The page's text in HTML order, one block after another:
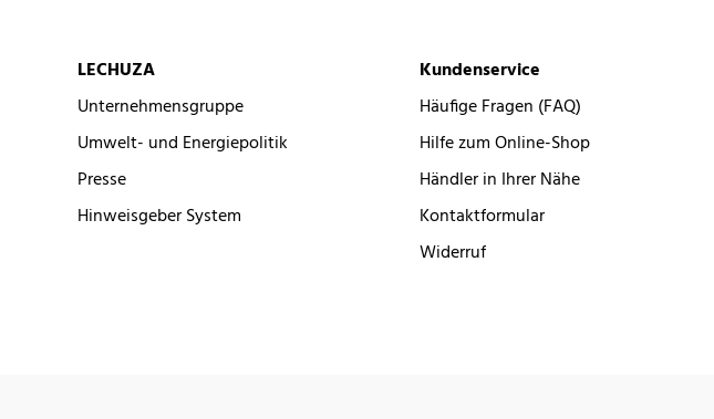
LECHUZA
Unternehmensgruppe
Umwelt- und Energiepolitik
Presse
Hinweisgeber System
Kundenservice
Häufige Fragen (FAQ)
Hilfe zum Online-Shop
Händler in Ihrer Nähe
Kontaktformular
Widerruf